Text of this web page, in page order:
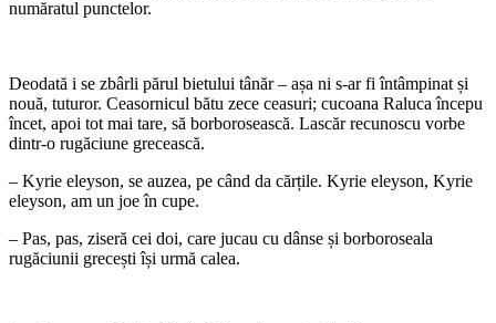
număratul punctelor.
Deodată i se zbârli părul bietului tânăr – așa ni s-ar fi întâmpinat și
nouă, tuturor. Ceasornicul bătu zece ceasuri; cucoana Raluca începu
încet, apoi tot mai tare, să borborosească. Lascăr recunoscu vorbe
dintr-o rugăciune grecească.
– Kyrie eleyson, se auzea, pe când da cărțile. Kyrie eleyson, Kyrie
eleyson, am un joe în cupe.
– Pas, pas, ziseră cei doi, care jucau cu dânse și borboroseala
rugăciunii grecești își urmă calea.